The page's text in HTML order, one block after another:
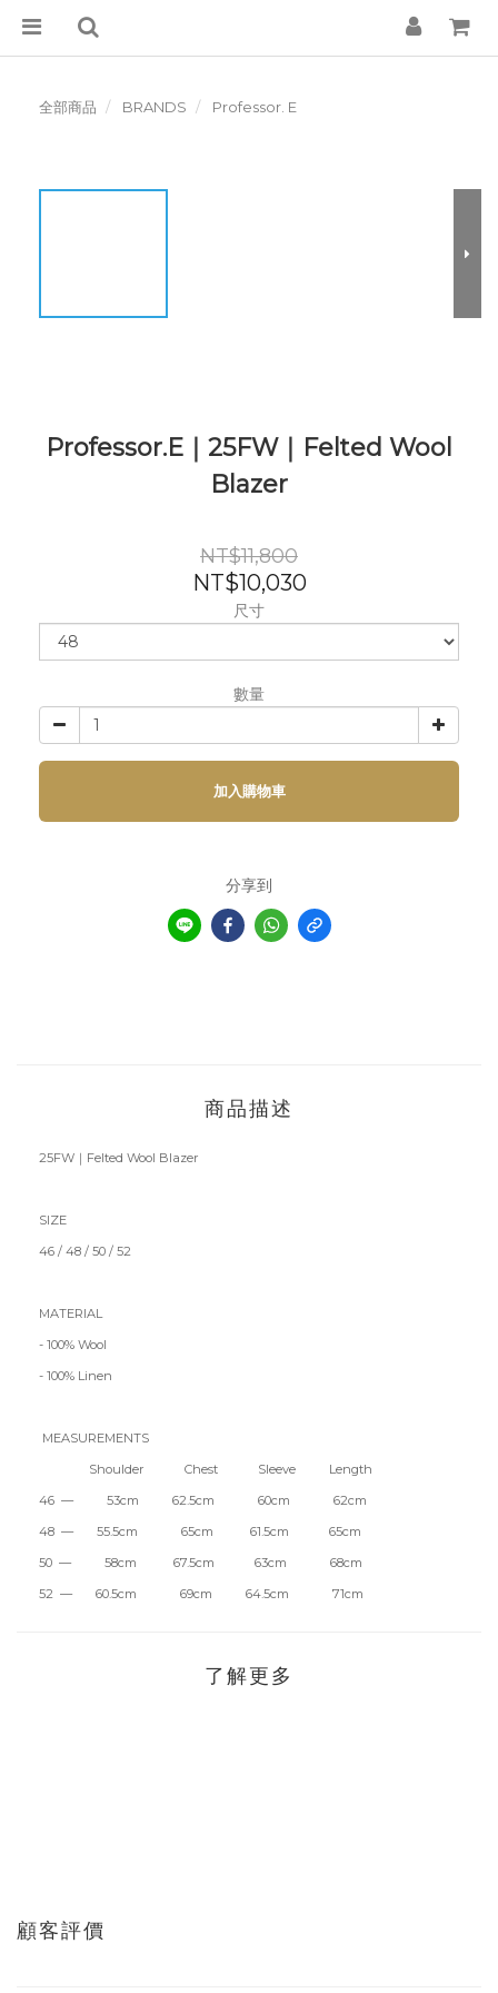
全部商品 BRANDS Professor. E
Professor.E｜25FW｜Felted Wool
Blazer
NT$11,800
NT$10,030
尺寸
數量
加入購物車
分享到
商品描述
25FW｜Felted Wool Blazer
SIZE
46 / 48 / 50 / 52
MATERIAL
- 100% Wool
- 100% Linen
MEASUREMENTS
Shoulder Chest Sleeve Length
46 — 53cm 62.5cm 60cm 62cm
48 — 55.5cm 65cm 61.5cm 65cm
50 — 58cm 67.5cm 63cm 68cm
52 — 60.5cm 69cm 64.5cm 71cm
了解更多
顧客評價